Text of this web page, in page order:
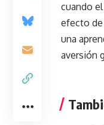
cuando
efecto de
una
aversión